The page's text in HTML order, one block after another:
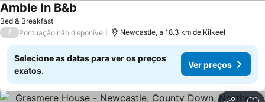
Bed & Breakfast
Amble In B&b
/ Pontuação não disponível Newcastle, a 18.3 km de Kilkeel
Selecione as datas para ver os preços
exatos.
Ver preços